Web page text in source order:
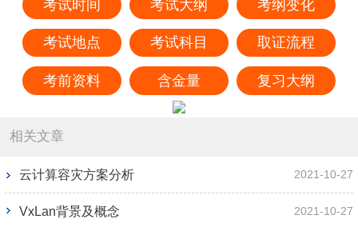
考试时间 考试大纲 考纲变化
考试地点 考试科目 取证流程
考前资料 含金量 复习大纲
相关文章
云计算容灾方案分析 2021-10-27
VxLan背景及概念 2021-10-27